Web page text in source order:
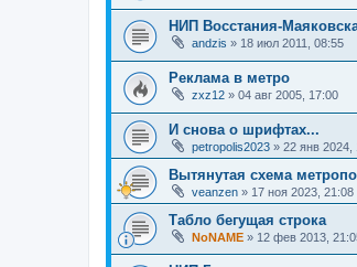
НИП Восстания-
andzis » 18 июл 2011, 08:55
Реклама в метро
zxz12 » 04 авг 2005, 17:00
И снова о шрифтах...
petropolis2023 » 22 янв 2024,
Вытянутая схема
veanzen » 17 ноя 2023, 21:08
Табло бегущая строка
NoNAME » 12 фев 2013,